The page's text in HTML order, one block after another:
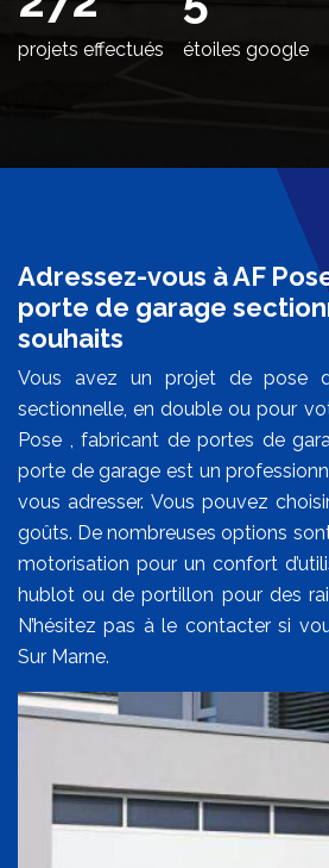
projets effectués étoiles google
Adressez-vous à AF
porte de garage
souhaits
Vous avez un projet de pose
sectionnelle, en double ou pour
Pose , fabricant de portes de
porte de garage est un
vous adresser. Vous pouvez
goûts. De nombreuses options
motorisation pour un confort
hublot ou de portillon pour des
N’hésitez pas à le contacter si
Sur Marne.